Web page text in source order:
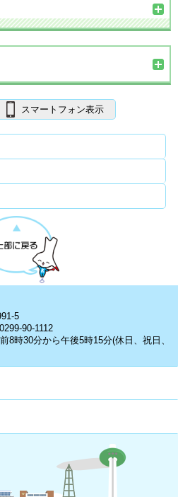
スマートフォン表示
5
90-1112
8時30分から午後5時15分(休日、祝日、